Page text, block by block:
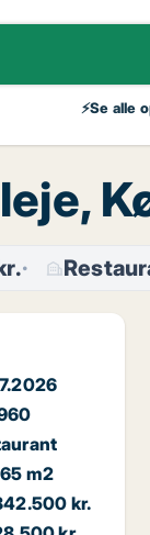
⚡Se alle
m2
kr.